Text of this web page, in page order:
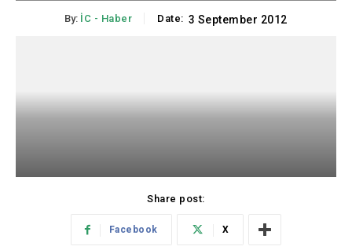
By: İC - Haber Date: 3 September 2012
Share post:
Facebook X